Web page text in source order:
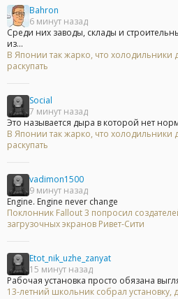
Bahron
6 минут назад
Среди них заводы, склады и
из...
В Японии так жарко, что холодильники
раскупать
Social
7 минут назад
Это называется дыра в которой нет
В Японии так жарко, что холодильники
раскупать
vadimon1500
9 минут назад
Engine. Engine never change
Поклонник Fallout 3 попросил
загрузочных экранов Ривет-Сити
Etot_nik_uzhe_zanyat
15 минут назад
Рабочая установка просто обязана
13-летний школьник собрал